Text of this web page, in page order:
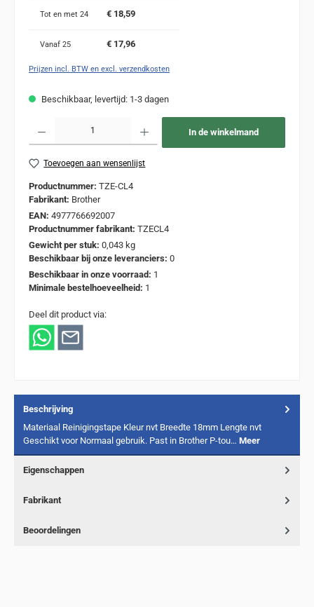
Tot en met 24 € 18,59
Vanaf 25 € 17,96
Prijzen incl. BTW en excl. verzendkosten
Beschikbaar, levertijd: 1-3 dagen
In de winkelmand
Toevoegen aan wensenlijst
Productnummer: TZE-CL4
Fabrikant: Brother
EAN: 4977766692007
Productnummer fabrikant: TZECL4
Gewicht per stuk: 0,043 kg
Beschikbaar bij onze leveranciers: 0
Beschikbaar in onze voorraad: 1
Minimale bestelhoeveelheid: 1
Deel dit product via:
Beschrijving
Materiaal Reinigingstape Kleur nvt Breedte 18mm Lengte nvt
Geschikt voor Normaal gebruik. Past in Brother P-tou… Meer
Eigenschappen
Fabrikant
Beoordelingen